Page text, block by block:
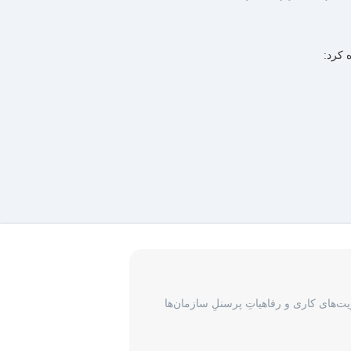
کرد:
کاری و رفاهیاتِ پرسنلِ سازمان‌ها